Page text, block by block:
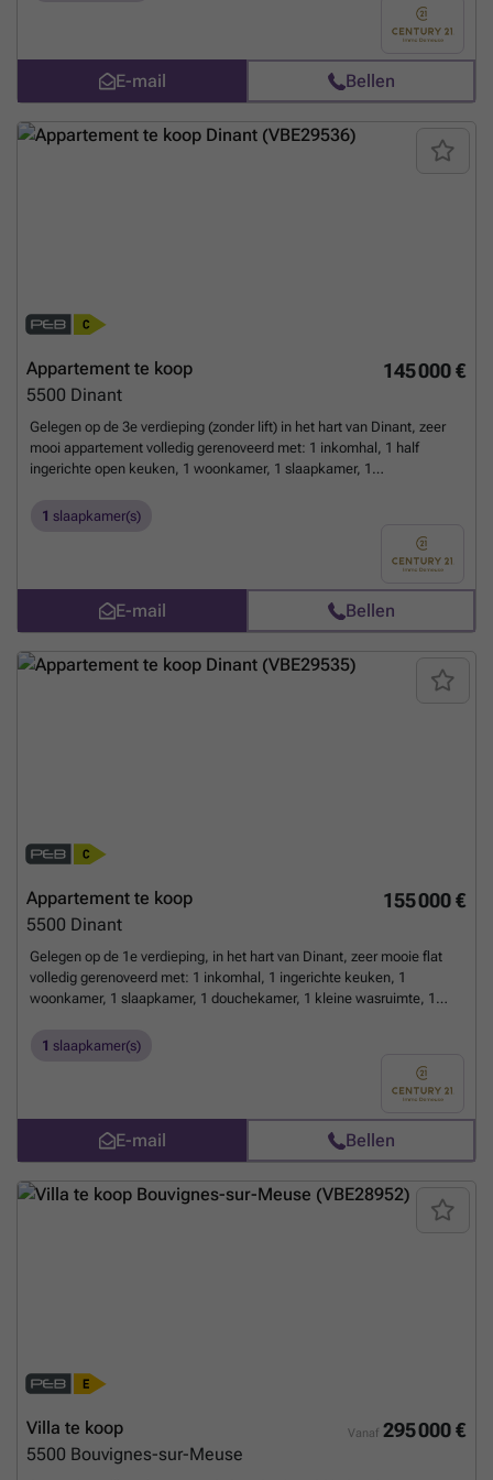
E-mail Bellen
145 000 €
Appartement te koop
5500 Dinant
Gelegen op de 3e verdieping (zonder lift) in het hart van Dinant, zeer
mooi appartement volledig gerenoveerd met: 1 inkomhal, 1 half
ingerichte open keuken, 1 woonkamer, 1 slaapkamer, 1
berging. Onmiddellijk beschikbaar. Huurprijs: 650 € + kosten.
1 slaapkamer(s)
E-mail Bellen
155 000 €
Appartement te koop
5500 Dinant
Gelegen op de 1e verdieping, in het hart van Dinant, zeer mooie flat
volledig gerenoveerd met: 1 inkomhal, 1 ingerichte keuken, 1
woonkamer, 1 slaapkamer, 1 douchekamer, 1 kleine wasruimte, 1
kosten. Contacteer ons voor een bezoek op ###
1 slaapkamer(s)
E-mail Bellen
Vanaf 295 000 €
Villa te koop
5500 Bouvignes-sur-Meuse